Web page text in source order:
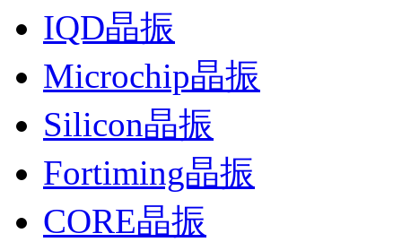
IQD晶振
Microchip晶振
Silicon晶振
Fortiming晶振
CORE晶振